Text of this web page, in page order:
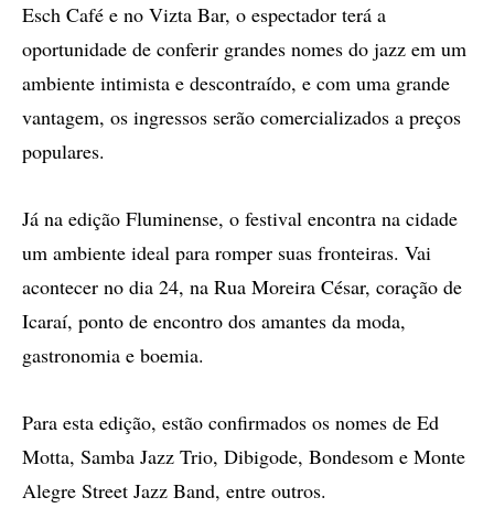
Esch Café e no Vizta Bar, o espectador terá a
oportunidade de conferir grandes nomes do jazz em um
ambiente intimista e descontraído, e com uma grande
vantagem, os ingressos serão comercializados a preços
populares.
Já na edição Fluminense, o festival encontra na cidade
um ambiente ideal para romper suas fronteiras. Vai
acontecer no dia 24, na Rua Moreira César, coração de
Icaraí, ponto de encontro dos amantes da moda,
gastronomia e boemia.
Para esta edição, estão confirmados os nomes de Ed
Motta, Samba Jazz Trio, Dibigode, Bondesom e Monte
Alegre Street Jazz Band, entre outros.